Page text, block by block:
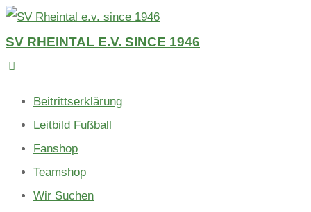
Skip
to
content
SV RHEINTAL E.V. SINCE 1946
Beitrittserklärung
Leitbild Fußball
Fanshop
Teamshop
Wir Suchen